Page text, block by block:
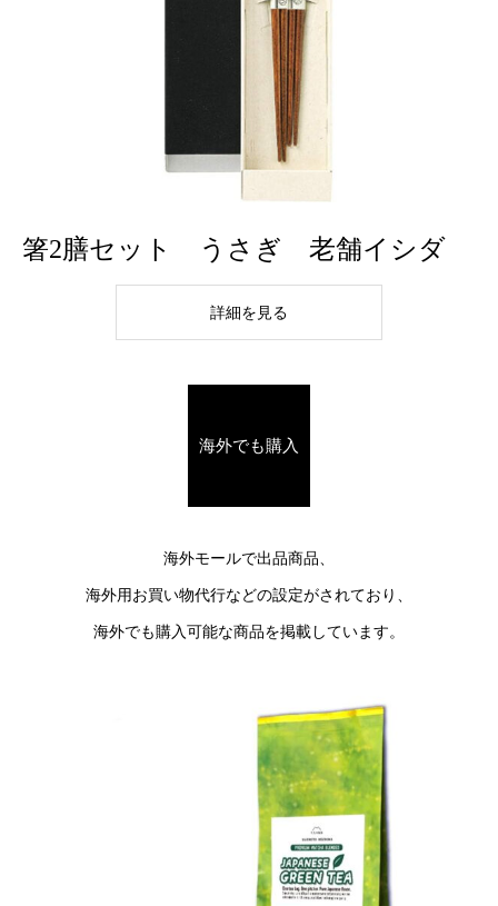
箸2膳セット うさぎ 老舗イシダ
詳細を見る
海外でも購入
海外モールで出品商品、
海外用お買い物代行などの設定がされており、
海外でも購入可能な商品を掲載しています。